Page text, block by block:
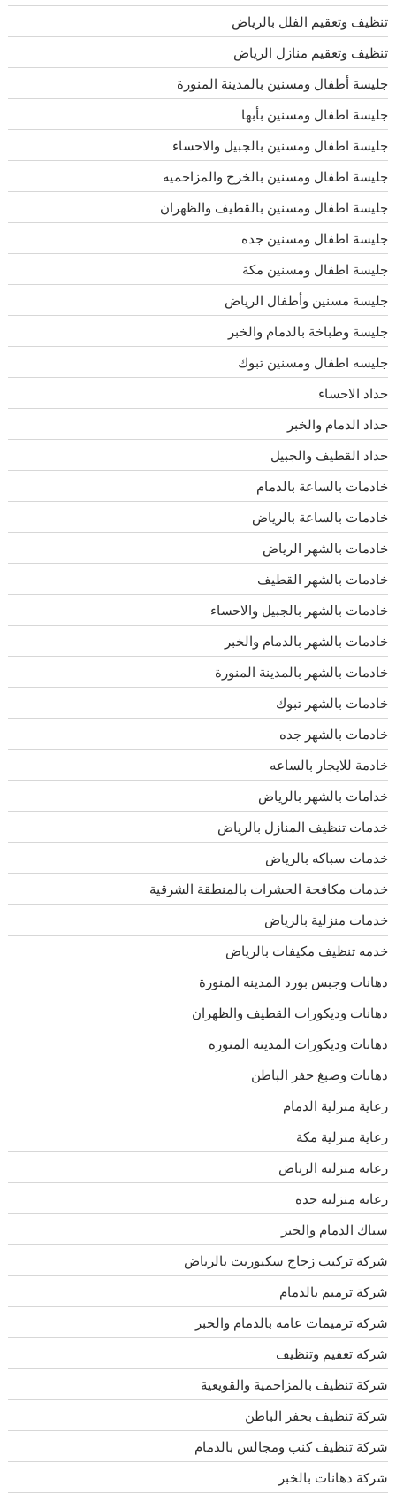
تنظيف وتعقيم الفلل بالرياض
تنظيف وتعقيم منازل الرياض
جليسة أطفال ومسنين بالمدينة المنورة
جليسة اطفال ومسنين بأبها
جليسة اطفال ومسنين بالجبيل والاحساء
جليسة اطفال ومسنين بالخرج والمزاحميه
جليسة اطفال ومسنين بالقطيف والظهران
جليسة اطفال ومسنين جده
جليسة اطفال ومسنين مكة
جليسة مسنين وأطفال الرياض
جليسة وطباخة بالدمام والخبر
جليسه اطفال ومسنين تبوك
حداد الاحساء
حداد الدمام والخبر
حداد القطيف والجبيل
خادمات بالساعة بالدمام
خادمات بالساعة بالرياض
خادمات بالشهر الرياض
خادمات بالشهر القطيف
خادمات بالشهر بالجبيل والاحساء
خادمات بالشهر بالدمام والخبر
خادمات بالشهر بالمدينة المنورة
خادمات بالشهر تبوك
خادمات بالشهر جده
خادمة للايجار بالساعه
خدامات بالشهر بالرياض
خدمات تنظيف المنازل بالرياض
خدمات سباكه بالرياض
خدمات مكافحة الحشرات بالمنطقة الشرقية
خدمات منزلية بالرياض
خدمه تنظيف مكيفات بالرياض
دهانات وجبس بورد المدينه المنورة
دهانات وديكورات القطيف والظهران
دهانات وديكورات المدينه المنوره
دهانات وصبغ حفر الباطن
رعاية منزلية الدمام
رعاية منزلية مكة
رعايه منزليه الرياض
رعايه منزليه جده
سباك الدمام والخبر
شركة تركيب زجاج سكيوريت بالرياض
شركة ترميم بالدمام
شركة ترميمات عامه بالدمام والخبر
شركة تعقيم وتنظيف
شركة تنظيف بالمزاحمية والقويعية
شركة تنظيف بحفر الباطن
شركة تنظيف كنب ومجالس بالدمام
شركة دهانات بالخبر